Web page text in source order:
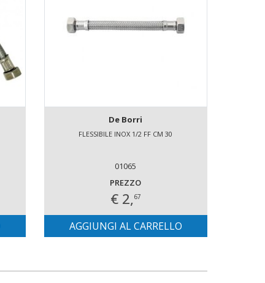
De Borri
FLESSIBILE INOX 1/2 FF CM 30
01065
PREZZO
€ 2,67
AGGIUNGI AL CARRELLO